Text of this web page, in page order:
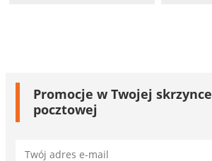
Promocje w Twojej skrzynce
pocztowej